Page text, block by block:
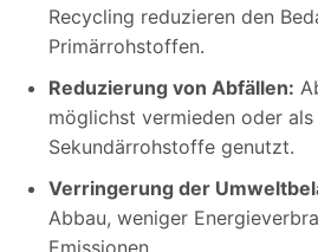
Recycling reduzieren den
Primärrohstoffen.
Reduzierung von Abfällen:
möglichst vermieden oder
Sekundärrohstoffe genutzt.
Verringerung der
Abbau, weniger
Emissionen.